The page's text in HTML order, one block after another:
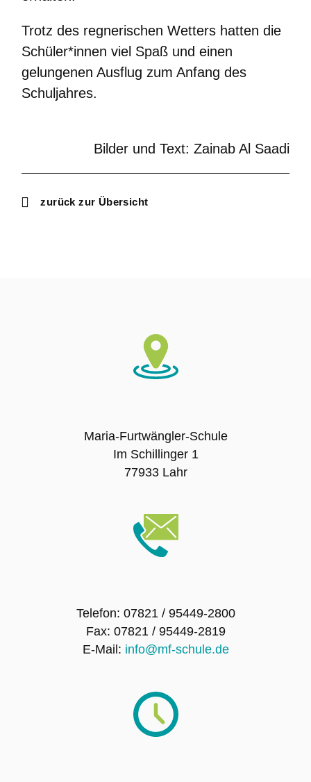
SCHULLEBEN
Leitbild
SMV – Mitglieder
Schulsanitätsdienst
BILDUNGSANGEBOT
Einjähriges Berufskolleg Gesundheit und
Trotz des regnerischen Wetters hatten die
Schüler*innen viel Spaß und einen
gelungenen Ausflug zum Anfang des
Schuljahres.
Bilder und Text: Zainab Al Saadi
zurück zur Übersicht
Maria-Furtwängler-Schule
Im Schillinger 1
77933 Lahr
Telefon: 07821 / 95449-2800
Fax: 07821 / 95449-2819
E-Mail: info@mf-schule.de